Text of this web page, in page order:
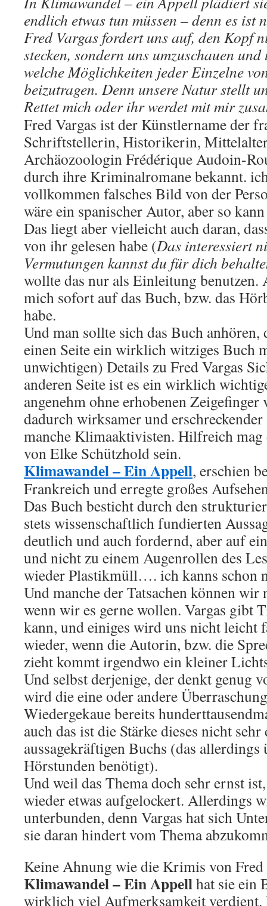
endlich etwas tun müssen – denn es ist
Fred Vargas fordert uns auf, den Kopf
stecken, sondern uns umzuschauen
welche Möglichkeiten jeder Einzelne
beizutragen. Denn unsere Natur stellt
Rettet mich oder ihr werdet mit mir
Fred Vargas ist der Künstlername der
Schriftstellerin, Historikerin,
Archäozoologin Frédérique Audoin-
durch ihre Kriminalromane bekannt.
vollkommen falsches Bild von der
wäre ein spanischer Autor, aber so
Das liegt aber vielleicht auch daran,
von ihr gelesen habe (Das interessiert
Vermutungen kannst du für dich
wollte das nur als Einleitung benutzen.
mich sofort auf das Buch, bzw. das
habe.
Und man sollte sich das Buch anhören,
einen Seite ein wirklich witziges Buch
unwichtigen) Details zu Fred Vargas
anderen Seite ist es ein wirklich
angenehm ohne erhobenen
dadurch wirksamer und
manche Klimaaktivisten. Hilfreich mag
von Elke Schützhold sein.
Klimawandel – Ein Appell, erschien
Frankreich und erregte großes
Das Buch besticht durch den
stets wissenschaftlich fundierten
deutlich und auch fordernd, aber auf
und nicht zu einem Augenrollen des
wieder Plastikmüll…. ich kanns schon
Und manche der Tatsachen können wir
wenn wir es gerne wollen. Vargas gibt
kann, und einiges wird uns nicht leicht
wieder, wenn die Autorin, bzw. die
zieht kommt irgendwo ein kleiner
Und selbst derjenige, der denkt genug
wird die eine oder andere
Wiedergekaue bereits
auch das ist die Stärke dieses nicht sehr
aussagekräftigen Buchs (das allerdings
Hörstunden benötigt).
Und weil das Thema doch sehr ernst
wieder etwas aufgelockert. Allerdings
unterbunden, denn Vargas hat sich
sie daran hindert vom Thema
Keine Ahnung wie die Krimis von Fred
Klimawandel – Ein Appellhat sie ein
wirklich viel Aufmerksamkeit verdient.